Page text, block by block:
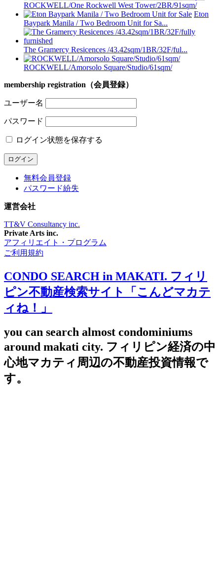
ROCKWELL/One Rockwell West Tower/2BR/91sqm/
Eton
Baypark Manila / Two Bedroom Unit for Sa...
The Gramercy Resicences /43.42sqm/1BR/32F/ful...
ROCKWELL/Amorsolo Square/Studio/61sqm/
membership registration（会員登録）
ユーザー名
パスワード
ログイン状態を保存する
無料会員登録
パスワード紛失
運営会社
TT&V Consultancy inc.
Private Arts inc.
アフィリエイト・プログラム
ご利用規約
CONDO SEARCH in MAKATI. フィリ
ピン不動産検索サイト「こんどマカテ
ィね！」
you can search almost condominiums
around makati city. フィリピン経済の中
心地マカティ周辺の不動産投資情報で
す。